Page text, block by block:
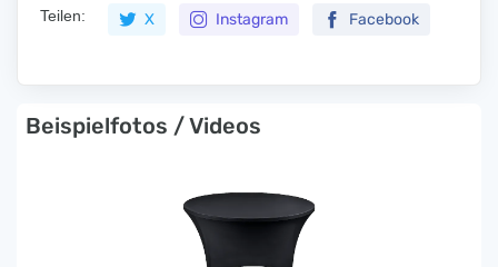
Teilen: X Instagram Facebook
Beispielfotos / Videos